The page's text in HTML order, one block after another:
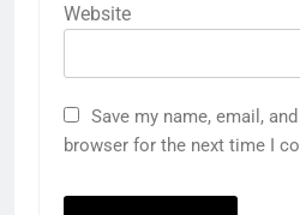
Website
Save my name, email,
browser for the next time I